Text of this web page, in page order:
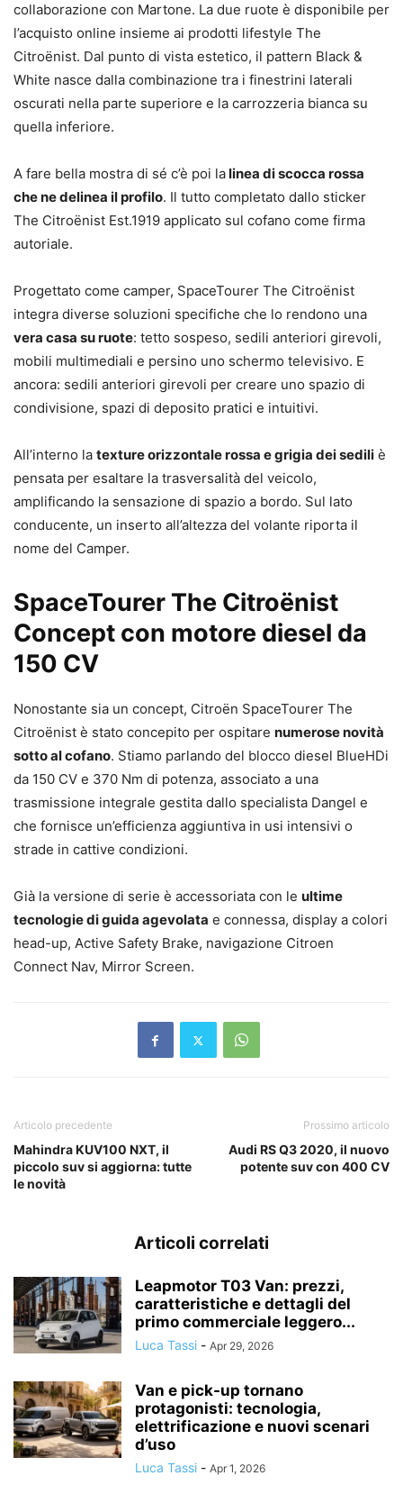
collaborazione con Martone. La due ruote è disponibile per
l’acquisto online insieme ai prodotti lifestyle The
Citroënist. Dal punto di vista estetico, il pattern Black &
White nasce dalla combinazione tra i finestrini laterali
oscurati nella parte superiore e la carrozzeria bianca su
quella inferiore.
A fare bella mostra di sé c’è poi lalinea di scocca rossa
che ne delinea il profilo. Il tutto completato dallo sticker
The Citroënist Est.1919 applicato sul cofano come firma
autoriale.
Progettato come camper, SpaceTourer The Citroënist
integra diverse soluzioni specifiche che lo rendono una
vera casa su ruote: tetto sospeso, sedili anteriori girevoli,
mobili multimediali e persino uno schermo televisivo. E
ancora: sedili anteriori girevoli per creare uno spazio di
condivisione, spazi di deposito pratici e intuitivi.
All’interno la texture orizzontale rossa e grigia dei sedili è
pensata per esaltare la trasversalità del veicolo,
amplificando la sensazione di spazio a bordo. Sul lato
conducente, un inserto all’altezza del volante riporta il
nome del Camper.
SpaceTourer The Citroënist
Concept con motore diesel da
150 CV
Nonostante sia un concept, Citroën SpaceTourer The
Citroënist è stato concepito per ospitare numerose novità
sotto al cofano. Stiamo parlando del blocco diesel BlueHDi
da 150 CV e 370 Nm di potenza, associato a una
trasmissione integrale gestita dallo specialista Dangel e
che fornisce un’efficienza aggiuntiva in usi intensivi o
strade in cattive condizioni.
Già la versione di serie è accessoriata con le ultime
tecnologie di guida agevolata e connessa, display a colori
head-up, Active Safety Brake, navigazione Citroen
Connect Nav, Mirror Screen.
Articolo precedente
Mahindra KUV100 NXT, il
piccolo suv si aggiorna: tutte
le novità
Prossimo articolo
Audi RS Q3 2020, il nuovo
potente suv con 400 CV
Articoli correlati
Leapmotor T03 Van: prezzi,
caratteristiche e dettagli del
primo commerciale leggero...
Luca Tassi - Apr 29, 2026
Van e pick-up tornano
protagonisti: tecnologia,
elettrificazione e nuovi scenari
d’uso
Luca Tassi - Apr 1, 2026